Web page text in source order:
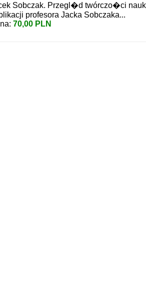
Sobczak. Przegl�d twórczo�ci
profesora Jacka Sobczaka...
70,00 PLN